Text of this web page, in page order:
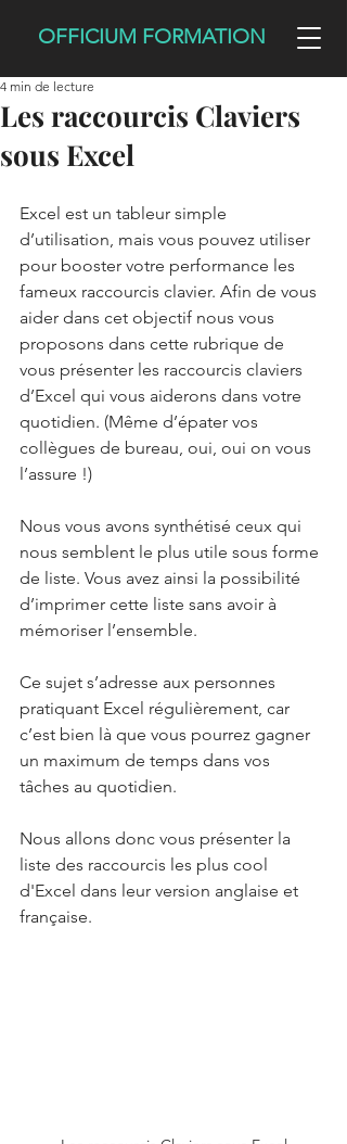
OFFICIUM FORMATION
Les raccourcis Claviers
sous Excel
4 min de lecture
Excel est un tableur simple
d’utilisation, mais vous pouvez utiliser
pour booster votre performance les
fameux raccourcis clavier. Afin de vous
aider dans cet objectif nous vous
proposons dans cette rubrique de
vous présenter les raccourcis claviers
d’Excel qui vous aiderons dans votre
quotidien. (Même d’épater vos
collègues de bureau, oui, oui on vous
l’assure !)
Nous vous avons synthétisé ceux qui
nous semblent le plus utile sous forme
de liste. Vous avez ainsi la possibilité
d’imprimer cette liste sans avoir à
mémoriser l’ensemble.
Ce sujet s’adresse aux personnes
pratiquant Excel régulièrement, car
c’est bien là que vous pourrez gagner
un maximum de temps dans vos
tâches au quotidien.
Nous allons donc vous présenter la
liste des raccourcis les plus cool
d'Excel dans leur version anglaise et
française.